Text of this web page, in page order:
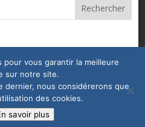
de confidentialité
de Vente
Coaching
vous garantir la meilleure
sur notre site.
dernier, nous considérerons que
des cookies.
savoir plus